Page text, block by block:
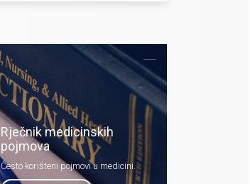
Rječnik medicinskih
pojmova
Često korišteni pojmovi u medicini.